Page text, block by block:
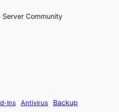
Community
Ins Antivirus Backup